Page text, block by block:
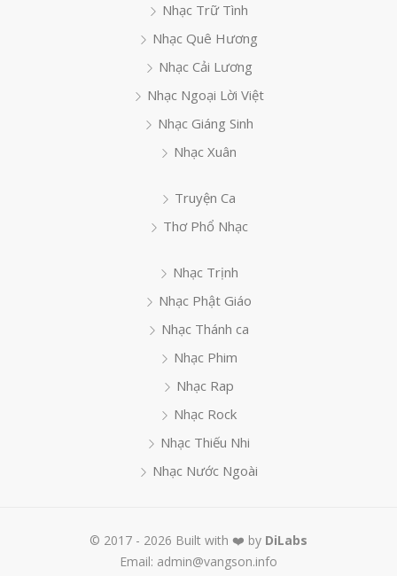
Nhạc Trữ Tình
Nhạc Quê Hương
Nhạc Cải Lương
Nhạc Ngoại Lời Việt
Nhạc Giáng Sinh
Nhạc Xuân
Truyện Ca
Thơ Phổ Nhạc
Nhạc Trịnh
Nhạc Phật Giáo
Nhạc Thánh ca
Nhạc Phim
Nhạc Rap
Nhạc Rock
Nhạc Thiếu Nhi
Nhạc Nước Ngoài
© 2017 - 2026 Built with ❤️ by DiLabs
Email: admin@vangson.info